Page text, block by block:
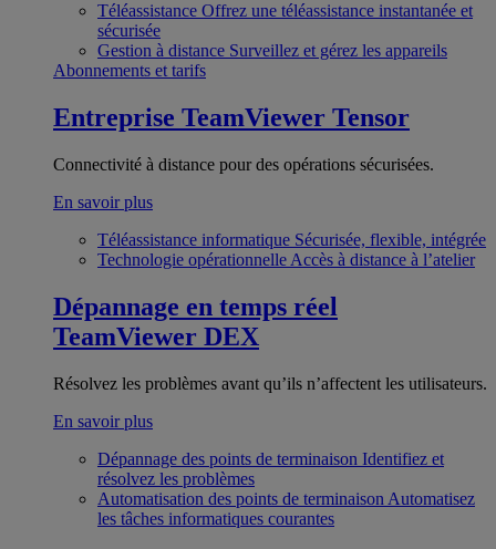
Téléassistance Offrez une téléassistance instantanée et
sécurisée
Gestion à distance Surveillez et gérez les appareils
Abonnements et tarifs
Entreprise TeamViewer Tensor
Connectivité à distance pour des opérations sécurisées.
En savoir plus
Téléassistance informatique Sécurisée, flexible, intégrée
Technologie opérationnelle Accès à distance à l’atelier
Dépannage en temps réel
TeamViewer DEX
Résolvez les problèmes avant qu’ils n’affectent les utilisateurs.
En savoir plus
Dépannage des points de terminaison Identifiez et
résolvez les problèmes
Automatisation des points de terminaison Automatisez
les tâches informatiques courantes